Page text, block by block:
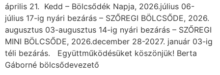
április 21. Kedd – Bölcsődék Napja, 2026.július 06-
július 17-ig nyári bezárás – SZŐREGI BÖLCSŐDE, 2026.
augusztus 03-augusztus 14-ig nyári bezárás – SZŐREGI
MINI BÖLCSŐDE, 2026.december 28-2027. január 03-ig
téli bezárás. Együttműködésüket köszönjük! Berta
Gáborné bölcsődevezető